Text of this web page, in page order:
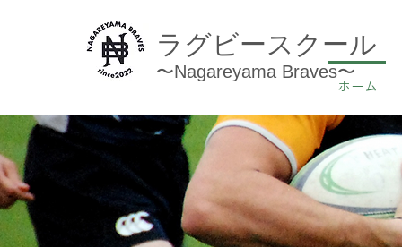
ラグビースクール
〜Nagareyama Braves〜
ホーム